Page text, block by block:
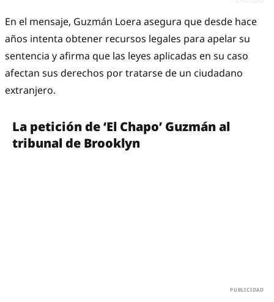
En el mensaje, Guzmán Loera asegura que desde hace
años intenta obtener recursos legales para apelar su
sentencia y afirma que las leyes aplicadas en su caso
afectan sus derechos por tratarse de un ciudadano
extranjero.
La petición de ‘El Chapo’ Guzmán al
tribunal de Brooklyn